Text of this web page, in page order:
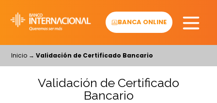
content
BANCA ONLINE
Inicio → Validación de Certificado Bancario
Validación de Certificado
Bancario